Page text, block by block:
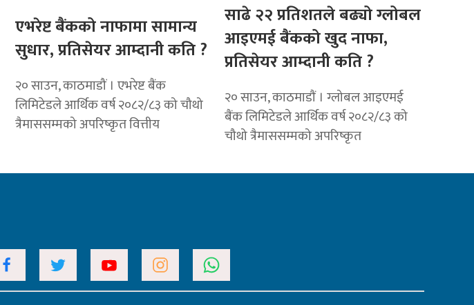
एभरेष्ट बैंकको नाफामा सामान्य
सुधार, प्रतिसेयर आम्दानी कति ?
२० साउन, काठमाडौं । एभरेष्ट बैंक
लिमिटेडले आर्थिक वर्ष २०८२/८३ को चौथो
त्रैमाससम्मको अपरिष्कृत वित्तीय
साढे २२ प्रतिशतले बढ्यो ग्लोबल
आइएमई बैंकको खुद नाफा,
प्रतिसेयर आम्दानी कति ?
२० साउन, काठमाडाैं । ग्लोबल आइएमई
बैंक लिमिटेडले आर्थिक वर्ष २०८२/८३ को
चौथो त्रैमाससम्मको अपरिष्कृत